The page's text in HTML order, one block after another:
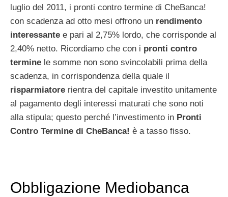
luglio del 2011, i pronti contro termine di CheBanca!
con scadenza ad otto mesi offrono un rendimento
interessante e pari al 2,75% lordo, che corrisponde al
2,40% netto. Ricordiamo che con i pronti contro
termine le somme non sono svincolabili prima della
scadenza, in corrispondenza della quale il
risparmiatore rientra del capitale investito unitamente
al pagamento degli interessi maturati che sono noti
alla stipula; questo perché l’investimento in Pronti
Contro Termine di CheBanca! è a tasso fisso.
Obbligazione Mediobanca